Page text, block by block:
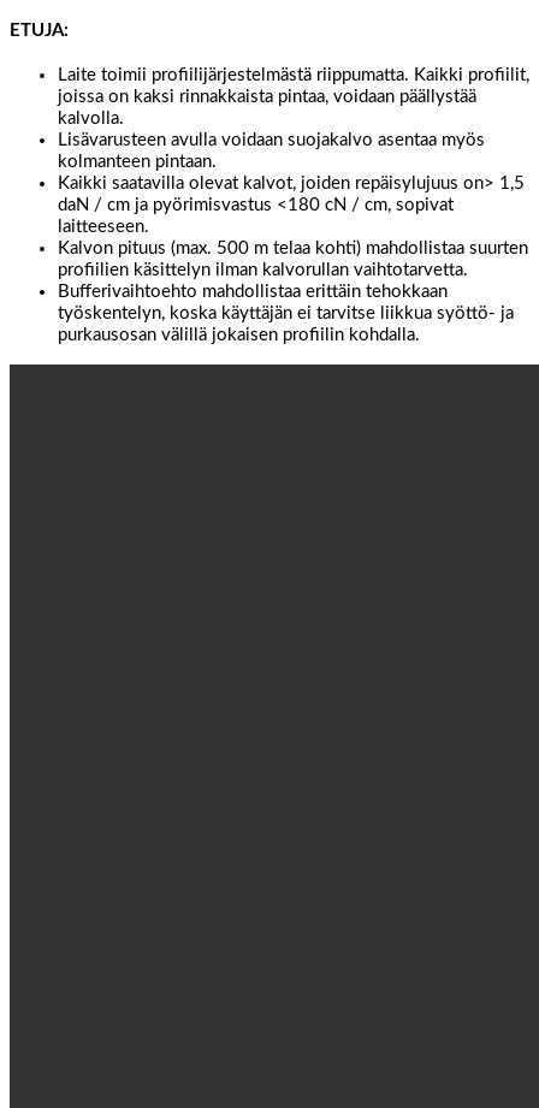
ETUJA:
Laite toimii profiilijärjestelmästä riippumatta. Kaikki profiilit,
joissa on kaksi rinnakkaista pintaa, voidaan päällystää
kalvolla.
Lisävarusteen avulla voidaan suojakalvo asentaa myös
kolmanteen pintaan.
Kaikki saatavilla olevat kalvot, joiden repäisylujuus on> 1,5
daN / cm ja pyörimisvastus <180 cN / cm, sopivat
laitteeseen.
Kalvon pituus (max. 500 m telaa kohti) mahdollistaa suurten
profiilien käsittelyn ilman kalvorullan vaihtotarvetta.
Bufferivaihtoehto mahdollistaa erittäin tehokkaan
työskentelyn, koska käyttäjän ei tarvitse liikkua syöttö- ja
purkausosan välillä jokaisen profiilin kohdalla.